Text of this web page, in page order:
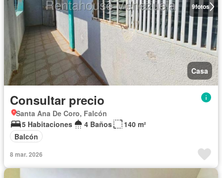
9fotos
Casa
Consultar precio
Santa Ana De Coro, Falcón
5 Habitaciones
4 Baños
140 m²
Balcón
8 mar. 2026